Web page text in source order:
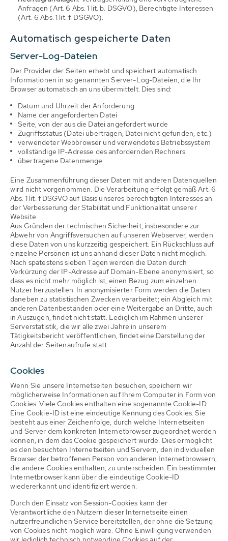
Anfragen (Art. 6 Abs. 1 lit. b. DSGVO), Berechtigte Interessen
(Art. 6 Abs. 1 lit. f. DSGVO).
Automatisch gespeicherte Daten
Server-Log-Dateien
Der Provider der Seiten erhebt und speichert automatisch
Informationen in so genannten Server-Log-Dateien, die Ihr
Browser automatisch an uns übermittelt. Dies sind:
Datum und Uhrzeit der Anforderung
Name der angeforderten Datei
Seite, von der aus die Datei angefordert wurde
Zugriffsstatus (Datei übertragen, Datei nicht gefunden, etc.)
verwendeter Webbrowser und verwendetes Betriebssystem
vollständige IP-Adresse des anfordernden Rechners
übertragene Datenmenge
Eine Zusammenführung dieser Daten mit anderen Datenquellen
wird nicht vorgenommen. Die Verarbeitung erfolgt gemäß Art. 6
Abs. 1 lit. f DSGVO auf Basis unseres berechtigten Interesses an
der Verbesserung der Stabilität und Funktionalität unserer
Website.
Aus Gründen der technischen Sicherheit, insbesondere zur
Abwehr von Angriffsversuchen auf unseren Webserver, werden
diese Daten von uns kurzzeitig gespeichert. Ein Rückschluss auf
einzelne Personen ist uns anhand dieser Daten nicht möglich.
Nach spätestens sieben Tagen werden die Daten durch
Verkürzung der IP-Adresse auf Domain-Ebene anonymisiert, so
dass es nicht mehr möglich ist, einen Bezug zum einzelnen
Nutzer herzustellen. In anonymisierter Form werden die Daten
daneben zu statistischen Zwecken verarbeitet; ein Abgleich mit
anderen Datenbeständen oder eine Weitergabe an Dritte, auch
in Auszügen, findet nicht statt. Lediglich im Rahmen unserer
Serverstatistik, die wir alle zwei Jahre in unserem
Tätigkeitsbericht veröffentlichen, findet eine Darstellung der
Anzahl der Seitenaufrufe statt.
Cookies
Wenn Sie unsere Internetseiten besuchen, speichern wir
möglicherweise Informationen auf Ihrem Computer in Form von
Cookies. Viele Cookies enthalten eine sogenannte Cookie-ID.
Eine Cookie-ID ist eine eindeutige Kennung des Cookies. Sie
besteht aus einer Zeichenfolge, durch welche Internetseiten
und Server dem konkreten Internetbrowser zugeordnet werden
können, in dem das Cookie gespeichert wurde. Dies ermöglicht
es den besuchten Internetseiten und Servern, den individuellen
Browser der betroffenen Person von anderen Internetbrowsern,
die andere Cookies enthalten, zu unterscheiden. Ein bestimmter
Internetbrowser kann über die eindeutige Cookie-ID
wiedererkannt und identifiziert werden.
Durch den Einsatz von Session-Cookies kann der
Verantwortliche den Nutzern dieser Internetseite einen
nutzerfreundlichen Service bereitstellen, der ohne die Setzung
von Cookies nicht möglich wäre. Ohne Einwilligung verwenden